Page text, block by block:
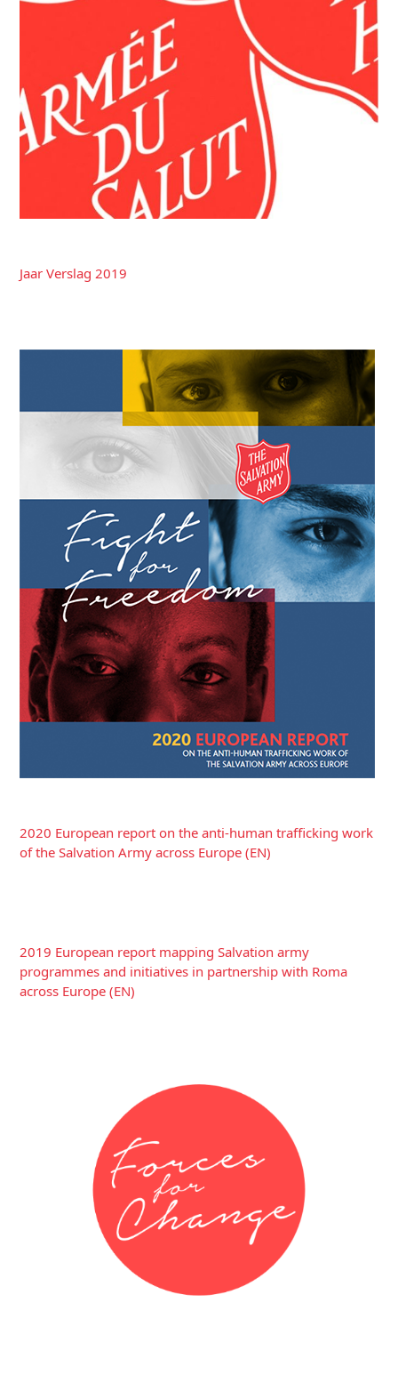
Jaar Verslag 2019
2020 European report on the anti-human trafficking work
of the Salvation Army across Europe (EN)
2019 European report mapping Salvation army
programmes and initiatives in partnership with Roma
across Europe (EN)